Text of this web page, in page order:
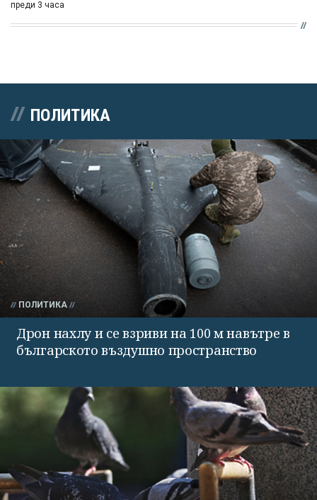
преди 3 часа
ПОЛИТИКА
ПОЛИТИКА
Дрон нахлу и се взриви на 100 м навътре в
българското въздушно пространство